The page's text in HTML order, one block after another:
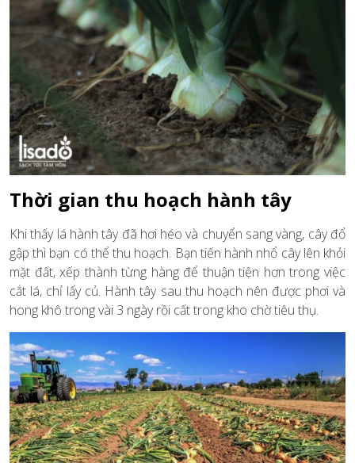
Thời gian thu hoạch hành tây
Khi thấy lá hành tây đã hơi héo và chuyển sang vàng, cây đổ
gập thì bạn có thể thu hoạch. Bạn tiến hành nhổ cây lên khỏi
mặt đất, xếp thành từng hàng để thuận tiện hơn trong việc
cắt lá, chỉ lấy củ. Hành tây sau thu hoạch nên được phơi và
hong khô trong vài 3 ngày rồi cất trong kho chờ tiêu thụ.